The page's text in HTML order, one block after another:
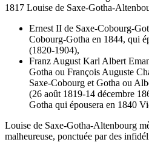
1817 Louise de Saxe-Gotha-
Ernest II de Saxe-Cobourg-
Cobourg-Gotha en 1844, qui
(1820-1904),
Franz August Karl Albert
Gotha ou François Auguste
Saxe-Cobourg et Gotha ou
(26 août 1819-14 décembre
Gotha qui épousera en 1840
Louise de Saxe-Gotha-Altenbourg
malheureuse, ponctuée par des